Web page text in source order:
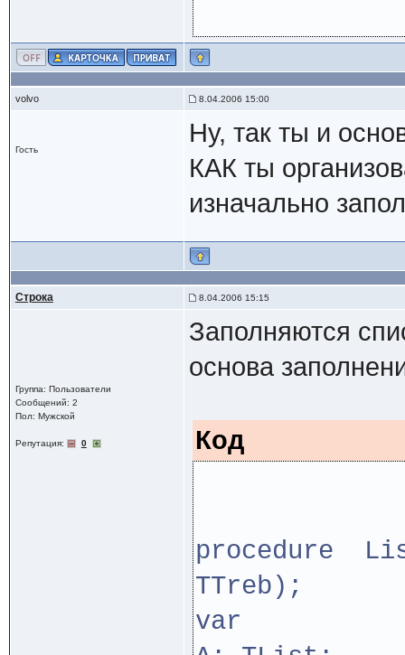
volvo 8.04.2006 15:00
Гость
Ну, так ты и
КАК ты
изначально
Строка 8.04.2006 15:15
Группа: Пользователи
Сообщений: 2
Пол: Мужской
Репутация: 0
Заполняются
основа
Код
procedure
TTreb);
var